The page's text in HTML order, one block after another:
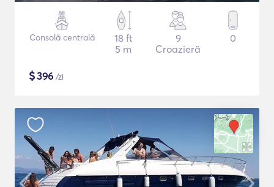
Consolă centrală
18 ft
5 m
9
Croazieră
0
$396 /zi